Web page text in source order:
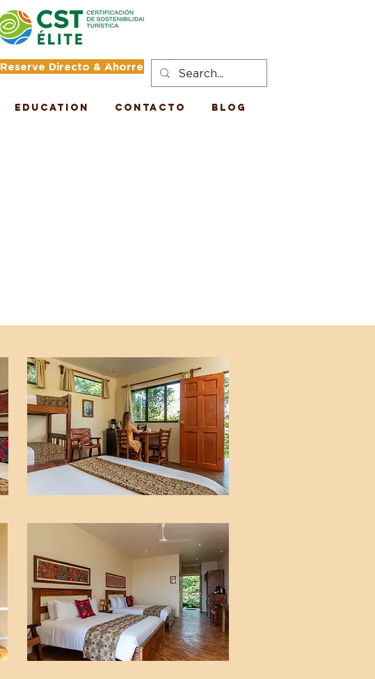
Reserve Directo & Ahorre Iniciar sesión
Education Contacto Blog